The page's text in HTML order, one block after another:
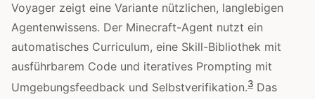
Voyager zeigt eine Variante nützlichen, langlebigen
Agentenwissens. Der Minecraft-Agent nutzt ein
automatisches Curriculum, eine Skill-Bibliothek mit
ausführbarem Code und iteratives Prompting mit
Umgebungsfeedback und Selbstverifikation.3 Das